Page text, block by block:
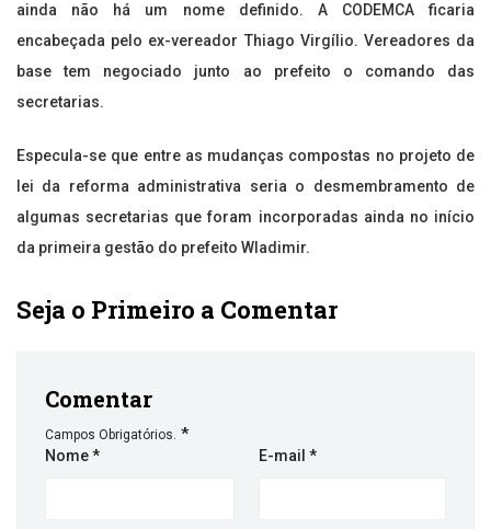
ainda não há um nome definido. A CODEMCA ficaria
encabeçada pelo ex-vereador Thiago Virgílio. Vereadores da
base tem negociado junto ao prefeito o comando das
secretarias.
Especula-se que entre as mudanças compostas no projeto de
lei da reforma administrativa seria o desmembramento de
algumas secretarias que foram incorporadas ainda no início
da primeira gestão do prefeito Wladimir.
Seja o Primeiro a Comentar
Comentar
Campos Obrigatórios. *
Nome* E-mail *